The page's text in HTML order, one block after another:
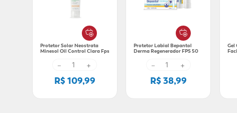
Protetor Solar Neostrata
Minesol Oil Control Clara Fps
－ +
R$ 109,99
Protetor Labial Bepantol
Derma Regenerador FPS 50
－ +
R$ 38,99
Gel